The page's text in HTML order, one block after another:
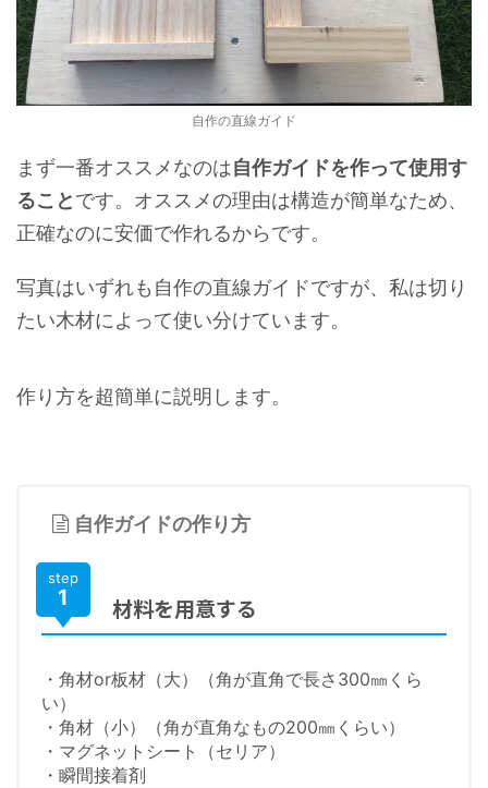
自作の直線ガイド
まず一番オススメなのは自作ガイドを作って使用す
ることです。オススメの理由は構造が簡単なため、
正確なのに安価で作れるからです。
写真はいずれも自作の直線ガイドですが、私は切り
たい木材によって使い分けています。
作り方を超簡単に説明します。
自作ガイドの作り方
step
1 材料を用意する
・角材or板材（大）（角が直角で長さ300㎜くら
い）
・角材（小）（角が直角なもの200㎜くらい）
・マグネットシート（セリア）
・瞬間接着剤